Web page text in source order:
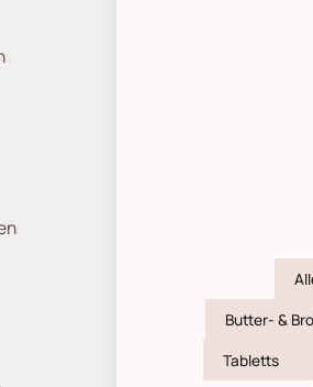
Butter- &
Tabletts